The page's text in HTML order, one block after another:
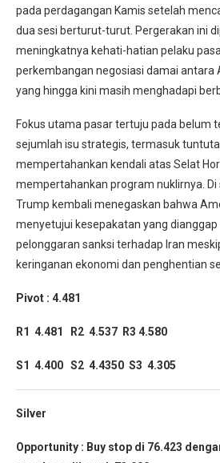
pada perdagangan Kamis setelah
dua sesi berturut-turut. Pergerakan ini
meningkatnya kehati-hatian pelaku
perkembangan negosiasi damai antara
yang hingga kini masih menghadapi
Fokus utama pasar tertuju pada belum
sejumlah isu strategis, termasuk
mempertahankan kendali atas Selat
mempertahankan program nuklirnya. Di
Trump kembali menegaskan bahwa
menyetujui kesepakatan yang
pelonggaran sanksi terhadap Iran
keringanan ekonomi dan penghentian
Pivot : 4.481
R1 4.481 R2 4.537 R3 4.580
S1 4.400 S2 4.4350 S3 4.305
Silver
Opportunity : Buy stop di 76.423